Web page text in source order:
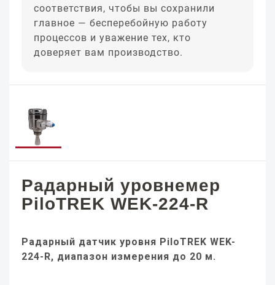
соответствия, чтобы вы сохранили
главное — бесперебойную работу
процессов и уважение тех, кто
доверяет вам производство.
Радарный уровнемер
PiloTREK WEK-224-R
Радарный датчик уровня PiloTREK WEK-
224-R, диапазон измерения до 20 м.